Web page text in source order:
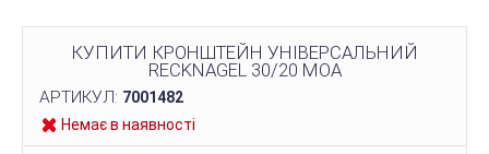
КУПИТИ КРОНШТЕЙН УНІВЕРСАЛЬНИЙ
RECKNAGEL 30/20 МОА
АРТИКУЛ: 7001482
Немає в наявності